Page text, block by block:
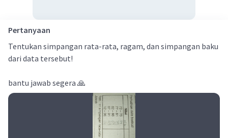
Pertanyaan
Tentukan simpangan rata-rata, ragam, dan simpangan baku
dari data tersebut!
bantu jawab segera 🙏